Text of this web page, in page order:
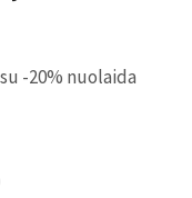
-20% nuolaida